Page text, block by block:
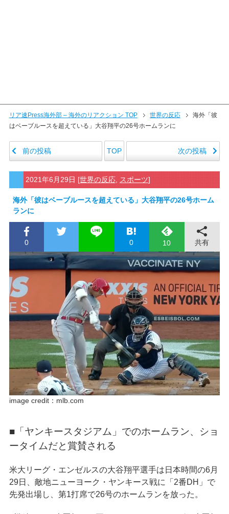
リア速Press海外部 – 海外のリアクション TOP 世界の反応
海外「彼
はベーブルースを超えている」大谷翔平の26号ホームランに
前の投稿 TOP 次の投稿
2021年6月29日 [世界の反応, スポーツ]
海外「彼はベーブルースを超えている」大谷翔平の26号ホーム
ランに
0 0 10 共有
image credit：mlb.com
■「ヤンキースタジアム」でのホームラン、ショ
ータイムだと賞賛される
米大リーグ・エンゼルスの大谷翔平選手は日本時間の6月
29日、敵地ニューヨーク・ヤンキース戦に「2番DH」で
先発出場し、第1打席で26号のホームランを放った。